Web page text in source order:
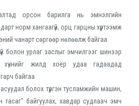
орсон барилга нь эмнэлгийн
норм хангаагүй, орц гарцны хүртээмж
чанарт сөргөөр нөлөөлж байгаа
болон урлаг заслыг эмчилгээг шинээр
хүчнийг жилд хоёр удаа гадаадад
байгаа
болох түргэн тусламжийн машин,
тасаг" байгуулах, хавдар судлаач эмч